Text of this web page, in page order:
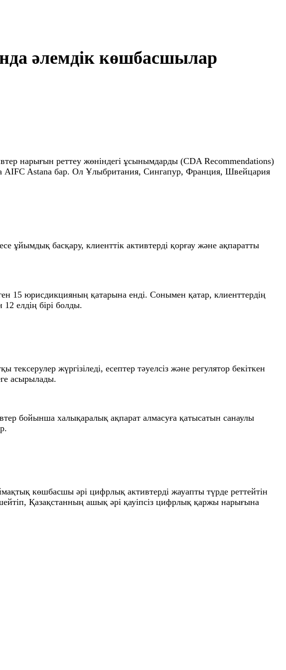
әлемдік көшбасшылар
нарығын реттеу жөніндегі ұсынымдарды (CDA Recommendations)
AIFC Astana бар. Ол Ұлыбритания, Сингапур, Франция, Швейцария
ұйымдық басқару, клиенттік активтерді қорғау және ақпаратты
15 юрисдикцияның қатарына енді. Сонымен қатар, клиенттердің
елдің бірі болды.
жүргізіледі, есептер тәуелсіз және регулятор бекіткен
асырылады.
бойынша халықаралық ақпарат алмасуға қатысатын санаулы
көшбасшы әрі цифрлық активтерді жауапты түрде реттейтін
Қазақстанның ашық әрі қауіпсіз цифрлық қаржы нарығына